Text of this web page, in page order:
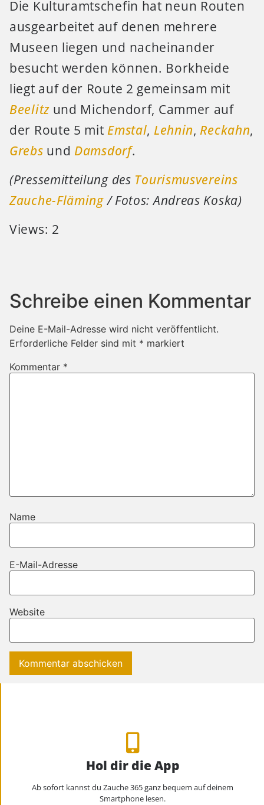
Die Kulturamtschefin hat neun Routen
ausgearbeitet auf denen mehrere
Museen liegen und nacheinander
besucht werden können. Borkheide
liegt auf der Route 2 gemeinsam mit
Beelitzund Michendorf, Cammer auf
der Route 5 mit Emstal, Lehnin, Reckahn,
Grebs und Damsdorf.
(Pressemitteilung des Tourismusvereins
Zauche-Fläming/ Fotos: Andreas Koska)
Views: 2
Schreibe einen Kommentar
Deine E-Mail-Adresse wird nicht veröffentlicht.
Erforderliche Felder sind mit * markiert
Kommentar *
Name
E-Mail-Adresse
Website
Hol dir die App
Ab sofort kannst du Zauche 365 ganz bequem auf deinem
Smartphone lesen.